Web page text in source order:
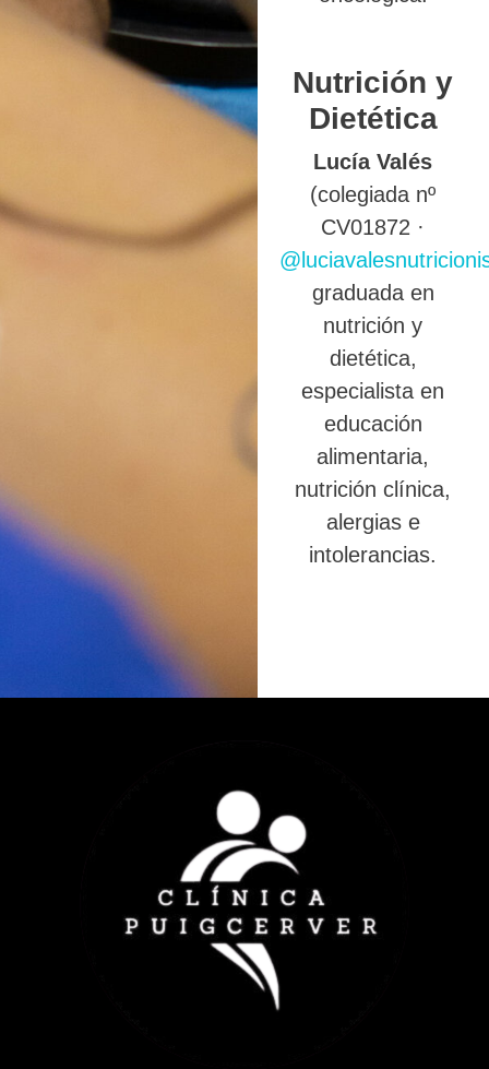
Nutrición y
Dietética
Lucía Valés
(colegiada nº
CV01872 ·
graduada en
nutrición y
dietética,
especialista en
educación
alimentaria,
nutrición clínica,
alergias e
intolerancias.